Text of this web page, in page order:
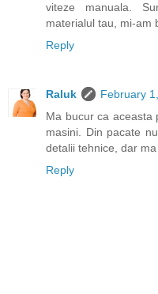
viteze manuala.
materialul tau, mi-am
Reply
Raluk
February
Ma bucur ca aceasta
masini. Din pacate
detalii tehnice, dar
Reply